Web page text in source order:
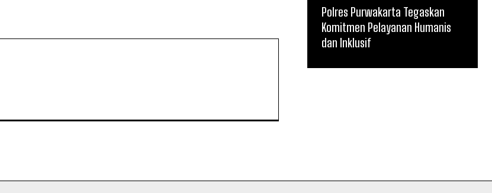
Polres Purwakarta Tegaskan
Komitmen Pelayanan Humanis
dan Inklusif